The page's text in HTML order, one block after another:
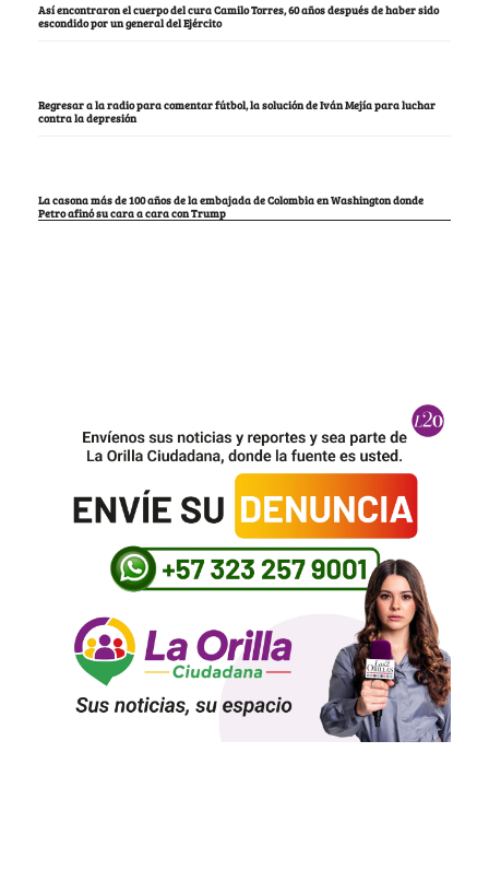
Así encontraron el cuerpo del cura Camilo Torres, 60 años después de haber sido
escondido por un general del Ejército
Regresar a la radio para comentar fútbol, la solución de Iván Mejía para luchar
contra la depresión
La casona más de 100 años de la embajada de Colombia en Washington donde
Petro afinó su cara a cara con Trump